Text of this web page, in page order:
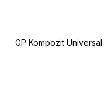
GP Kompozit